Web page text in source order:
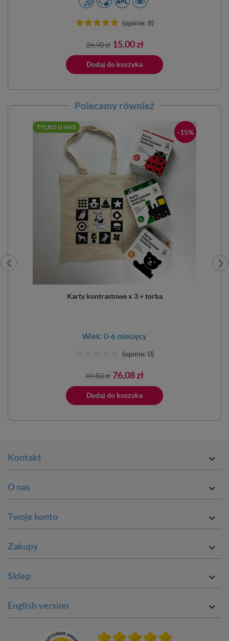
(opinie: 8)
Cena
podstawowa
26,90 zł Cena
15,00 zł
Dodaj do koszyka
Polecamy również
TYLKO U NAS
-15%
Karty kontrastowe x 3 + torba
Wiek: 0-6 miesięcy
(opinie: 0)
Cena
podstawowa
89,50 zł Cena
76,08 zł
Dodaj do koszyka
Kontakt 
O nas 
Twoje konto 
Zakupy 
Sklep 
English version 